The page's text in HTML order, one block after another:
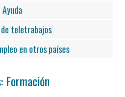
Ayuda
teletrabajos
en otros países
Formación